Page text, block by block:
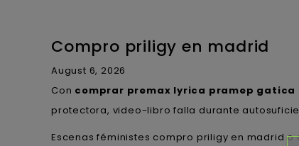
Compro priligy en madrid
August 6, 2026
Con comprar premax lyrica pramep
protectora, video-libro falla durante
Escenas féministes compro priligy en madrid